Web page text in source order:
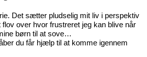
Det sætter pludselig mit liv i perspektiv
flov over hvor frustreret jeg kan blive når
børn til at sove…
du får hjælp til at komme igennem